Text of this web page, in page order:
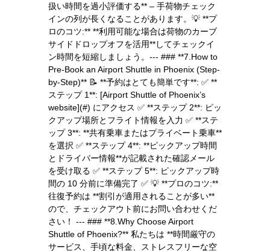
扱い時間を過小評価する** – 手荷物チェック
インの列が長くなることがあります。💡 **プ
ロのコツ:** **利用可能な場合は荷物のカーブ
サイドドロップオフを活用**してチェックイ
ン時間を短縮しましょう。--- ### **7.How to
Pre-Book an Airport Shuttle in Phoenix (Step-
by-Step)** 📝 **予約はとても簡単です**: ✅ **
ステップ 1**: [Airport Shuttle of Phoenix’s
website](#) にアクセス ✅ **ステップ 2**: ピッ
クアップ場所とフライト情報を入力 ✅ **ステ
ップ 3**: **共有乗車またはプライベート乗車**
を選択 ✅ **ステップ 4**: **ピックアップ時間
とドライバー情報**が記載された確認メール
を受け取る ✅ **ステップ 5**: ピックアップ時
間の 10 分前に準備完了 ✅ 💡 **プロのコツ:**
往復予約は **割引が適用されることが多い**
ので、チェックアウト前にお問い合わせくだ
さい！ --- ### **8.Why Choose Airport
Shuttle of Phoenix?** 私たちは **時間厳守の
サービス、手頃な料金、ストレスフリーな空